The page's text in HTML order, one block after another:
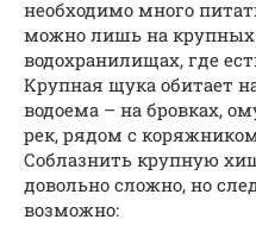
необходимо много
можно лишь на крупных
водохранилищах, где
Крупная щука обитает
водоема – на бровках,
рек, рядом с
Соблазнить крупную
довольно сложно, но
возможно: